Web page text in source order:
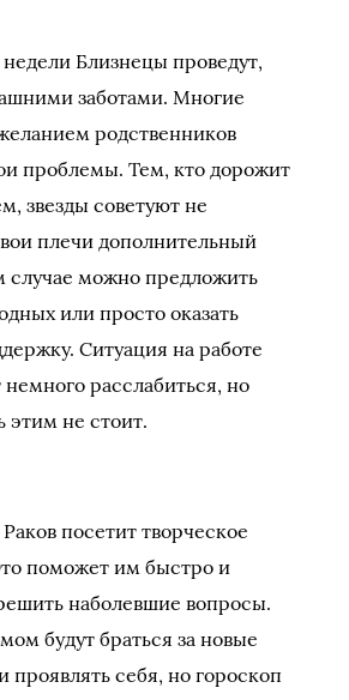
Близнецы проведут,
заботами. Многие
родственников
проблемы. Тем, кто дорожит
звезды советуют не
плечи дополнительный
случае можно предложить
или просто оказать
Ситуация на работе
немного расслабиться, но
этим не стоит.
посетит творческое
поможет им быстро и
наболевшие вопросы.
будут браться за новые
проявлять себя, но гороскоп